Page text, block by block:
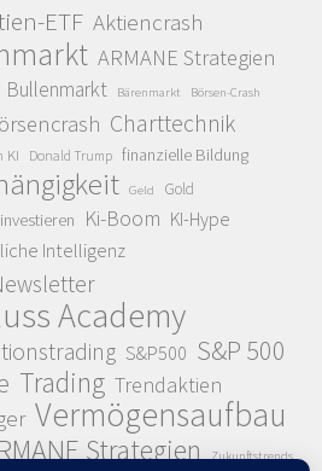
ETF Aktiencrash
ARMANE Strategien
Bullenmarkt Bärenmarkt Börsen-Crash
Charttechnik
KI Donald Trump finanzielle Bildung
Geld Gold
investieren Ki-Boom KI-Hype
Intelligenz
Academy
S&P500 S&P 500
Trading Trendaktien
Vermögensaufbau
Strategien Zukunftstrends